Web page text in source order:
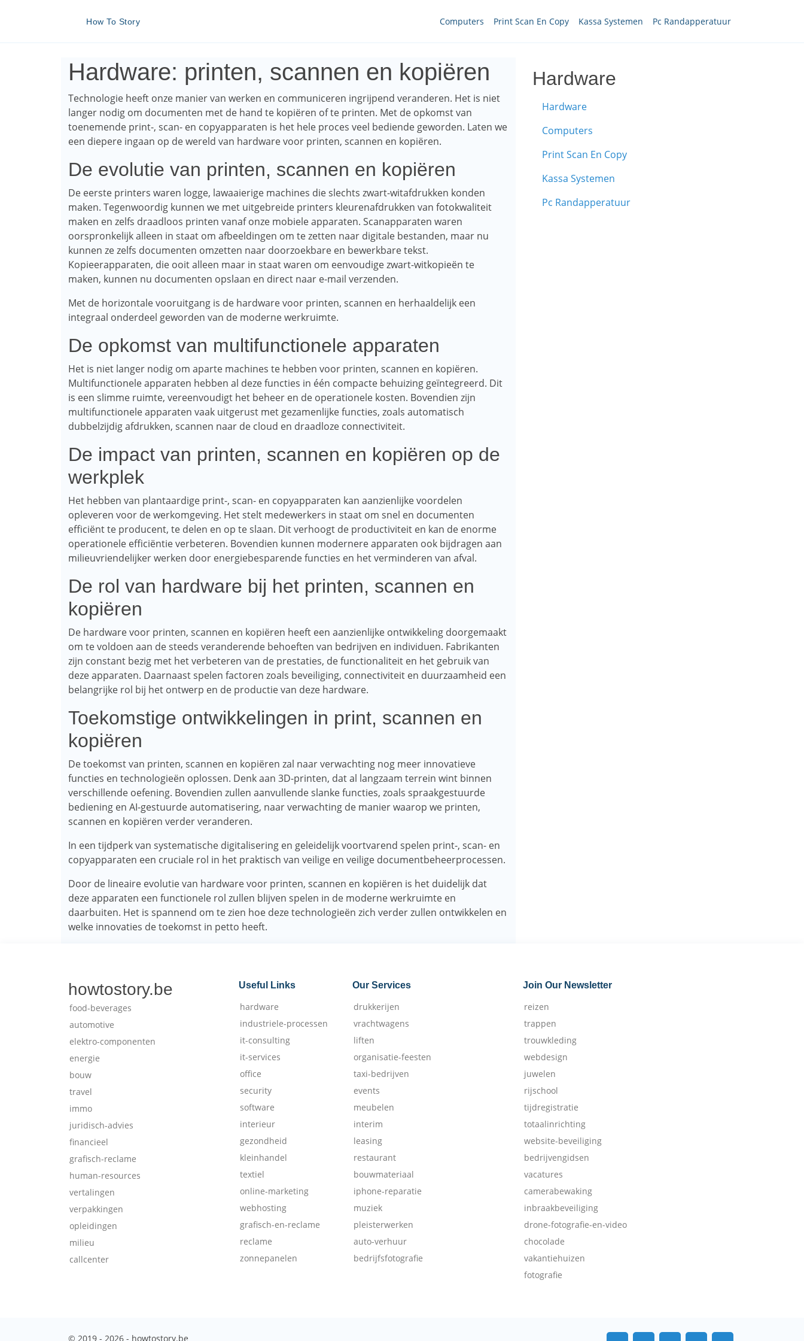
How To Story Computers Print Scan En Copy Kassa Systemen Pc Randapperatuur
Hardware: printen, scannen en kopiëren
Technologie heeft onze manier van werken en communiceren ingrijpend veranderen. Het is niet
langer nodig om documenten met de hand te kopiëren of te printen. Met de opkomst van
toenemende print-, scan- en copyapparaten is het hele proces veel bediende geworden. Laten we
een diepere ingaan op de wereld van hardware voor printen, scannen en kopiëren.
De evolutie van printen, scannen en kopiëren
De eerste printers waren logge, lawaaierige machines die slechts zwart-witafdrukken konden
maken. Tegenwoordig kunnen we met uitgebreide printers kleurenafdrukken van fotokwaliteit
maken en zelfs draadloos printen vanaf onze mobiele apparaten. Scanapparaten waren
oorspronkelijk alleen in staat om afbeeldingen om te zetten naar digitale bestanden, maar nu
kunnen ze zelfs documenten omzetten naar doorzoekbare en bewerkbare tekst.
Kopieerapparaten, die ooit alleen maar in staat waren om eenvoudige zwart-witkopieën te
maken, kunnen nu documenten opslaan en direct naar e-mail verzenden.
Met de horizontale vooruitgang is de hardware voor printen, scannen en herhaaldelijk een
integraal onderdeel geworden van de moderne werkruimte.
De opkomst van multifunctionele apparaten
Het is niet langer nodig om aparte machines te hebben voor printen, scannen en kopiëren.
Multifunctionele apparaten hebben al deze functies in één compacte behuizing geïntegreerd. Dit
is een slimme ruimte, vereenvoudigt het beheer en de operationele kosten. Bovendien zijn
multifunctionele apparaten vaak uitgerust met gezamenlijke functies, zoals automatisch
dubbelzijdig afdrukken, scannen naar de cloud en draadloze connectiviteit.
De impact van printen, scannen en kopiëren op de
werkplek
Het hebben van plantaardige print-, scan- en copyapparaten kan aanzienlijke voordelen
opleveren voor de werkomgeving. Het stelt medewerkers in staat om snel en documenten
efficiënt te producent, te delen en op te slaan. Dit verhoogt de productiviteit en kan de enorme
operationele efficiëntie verbeteren. Bovendien kunnen modernere apparaten ook bijdragen aan
milieuvriendelijker werken door energiebesparende functies en het verminderen van afval.
De rol van hardware bij het printen, scannen en
kopiëren
De hardware voor printen, scannen en kopiëren heeft een aanzienlijke ontwikkeling doorgemaakt
om te voldoen aan de steeds veranderende behoeften van bedrijven en individuen. Fabrikanten
zijn constant bezig met het verbeteren van de prestaties, de functionaliteit en het gebruik van
deze apparaten. Daarnaast spelen factoren zoals beveiliging, connectiviteit en duurzaamheid een
belangrijke rol bij het ontwerp en de productie van deze hardware.
Toekomstige ontwikkelingen in print, scannen en
kopiëren
De toekomst van printen, scannen en kopiëren zal naar verwachting nog meer innovatieve
functies en technologieën oplossen. Denk aan 3D-printen, dat al langzaam terrein wint binnen
verschillende oefening. Bovendien zullen aanvullende slanke functies, zoals spraakgestuurde
bediening en AI-gestuurde automatisering, naar verwachting de manier waarop we printen,
scannen en kopiëren verder veranderen.
In een tijdperk van systematische digitalisering en geleidelijk voortvarend spelen print-, scan- en
copyapparaten een cruciale rol in het praktisch van veilige en veilige documentbeheerprocessen.
Door de lineaire evolutie van hardware voor printen, scannen en kopiëren is het duidelijk dat
deze apparaten een functionele rol zullen blijven spelen in de moderne werkruimte en
daarbuiten. Het is spannend om te zien hoe deze technologieën zich verder zullen ontwikkelen en
welke innovaties de toekomst in petto heeft.
Hardware
Hardware
Computers
Print Scan En Copy
Kassa Systemen
Pc Randapperatuur
howtostory.be
food-beverages
automotive
elektro-componenten
energie
bouw
travel
immo
juridisch-advies
financieel
grafisch-reclame
human-resources
vertalingen
verpakkingen
opleidingen
milieu
callcenter
Useful Links
hardware
industriele-processen
it-consulting
it-services
office
security
software
interieur
gezondheid
kleinhandel
textiel
online-marketing
webhosting
grafisch-en-reclame
reclame
zonnepanelen
Our Services
drukkerijen
vrachtwagens
liften
organisatie-feesten
taxi-bedrijven
events
meubelen
interim
leasing
restaurant
bouwmateriaal
iphone-reparatie
muziek
pleisterwerken
auto-verhuur
bedrijfsfotografie
Join Our Newsletter
reizen
trappen
trouwkleding
webdesign
juwelen
rijschool
tijdregistratie
totaalinrichting
website-beveiliging
bedrijvengidsen
vacatures
camerabewaking
inbraakbeveiliging
drone-fotografie-en-video
chocolade
vakantiehuizen
fotografie
© 2019 - 2026 - howtostory.be